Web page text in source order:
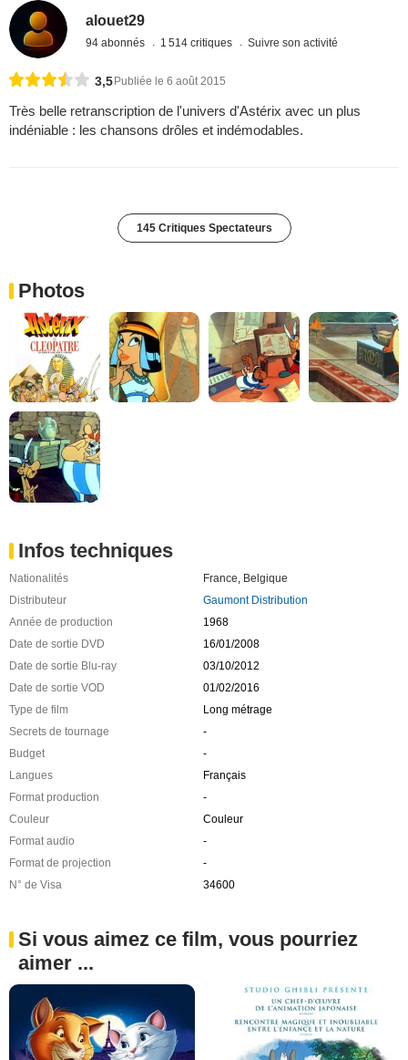
alouet29
94 abonnés 1 514 critiques Suivre son activité
3,5 Publiée le 6 août 2015
Très belle retranscription de l'univers d'Astérix avec un plus
indéniable : les chansons drôles et indémodables.
145 Critiques Spectateurs
Photos
Infos techniques
Nationalités France, Belgique
Distributeur
Gaumont Distribution
Année de production
1968
Date de sortie DVD
16/01/2008
Date de sortie Blu-ray
03/10/2012
Date de sortie VOD
01/02/2016
Type de film
Long métrage
Secrets de tournage
-
Budget
-
Langues
Français
Format production
-
Couleur
Couleur
Format audio
-
Format de projection
-
N° de Visa
34600
Si vous aimez ce film, vous pourriez
aimer ...